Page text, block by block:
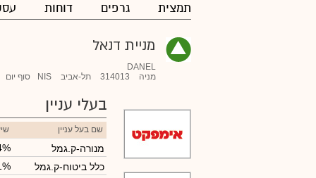
תמצית גרפים דוחות
מניית דנאל
DANEL
מניה
314013 תל-אביב NIS סוף יום
בעלי עניין
שם בעל עניין
מנורה-ק.גמל
כלל ביטוח-ק.גמל